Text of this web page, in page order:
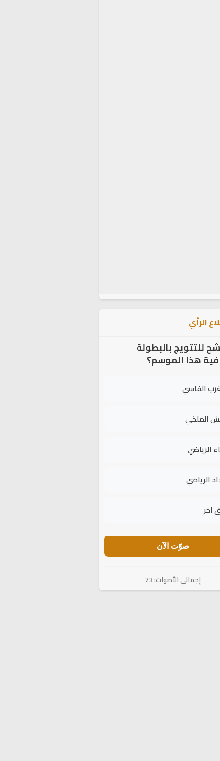
الرأي
للتتويج بالبطولة
هذا الموسم؟
الفاسي
الملكي
الرياضي
الرياضي
آخر
صوّت الآن
إجمالي الأصوات: 73